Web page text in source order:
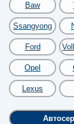
Baw
Ssangyong
Ford
Opel
Lexus